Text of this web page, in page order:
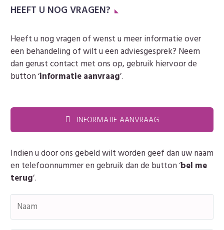
HEEFT U NOG VRAGEN?
Heeft u nog vragen of wenst u meer informatie over
een behandeling of wilt u een adviesgesprek? Neem
dan gerust contact met ons op, gebruik hiervoor de
button ‘informatie aanvraag’.
 INFORMATIE AANVRAAG
Indien u door ons gebeld wilt worden geef dan uw naam
en telefoonnummer en gebruik dan de button ‘bel me
terug’.